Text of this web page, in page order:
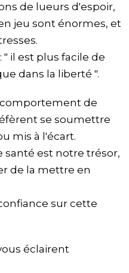
de lueurs d'espoir,
jeu sont énormes, et
il est plus facile de
dans la liberté ".
comportement de
se soumettre
mis à l'écart.
santé est notre trésor,
de la mettre en
sur cette
éclairent